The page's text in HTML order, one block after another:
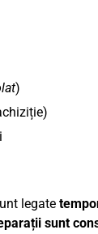
)
legate
sunt